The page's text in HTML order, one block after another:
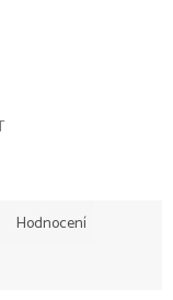
Hodnocení